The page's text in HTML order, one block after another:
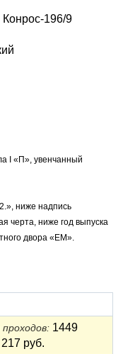
Конрос-196/9
I «П», увенчанный
ниже надпись
черта, ниже год выпуска
двора «ЕМ».
проходов: 1449
217 руб.